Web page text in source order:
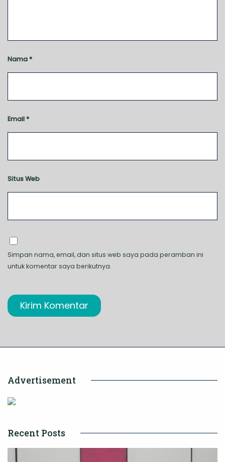
Nama *
Email *
Situs Web
Simpan nama, email, dan situs web saya pada peramban ini
untuk komentar saya berikutnya.
Advertisement
Recent Posts